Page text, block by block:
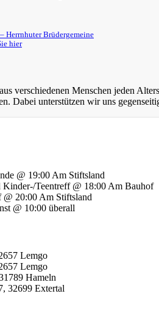
Herrnhuter Brüdergemeine
hier
verschiedenen Menschen jeden
Dabei unterstützen wir uns
@ 19:00 Am Stiftsland
Teentreff @ 18:00 Am Bauhof
@ 20:00 Am Stiftsland
@ 10:00 überall
Lemgo
Lemgo
Hameln
32699 Extertal